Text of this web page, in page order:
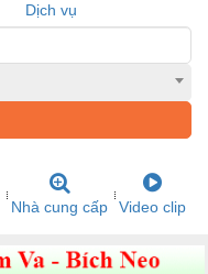
Dịch vụ
Nhà cung cấp Video clip